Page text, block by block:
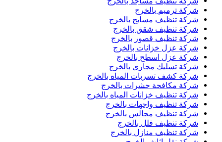
شركة ترميم بالخرج
شركة تنظيف مسابح بالخرج
شركة تنظيف شقق بالخرج
شركة تنظيف قصور بالخرج
شركة عزل خزانات بالخرج
شركة عزل اسطح بالخرج
شركة تسليك مجارى بالخرج
شركة كشف تسربات المياه بالخرج
شركة مكافحة حشرات بالخرج
شركة تنظيف خزانات المياه بالخرج
شركة تنظيف واجهات بالخرج
شركة تنظيف مجالس بالخرج
شركة تنظيف فلل بالخرج
شركة تنظيف منازل بالخرج